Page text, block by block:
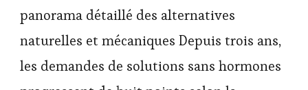
panorama détaillé des alternatives
naturelles et mécaniques Depuis trois ans,
les demandes de solutions sans hormones